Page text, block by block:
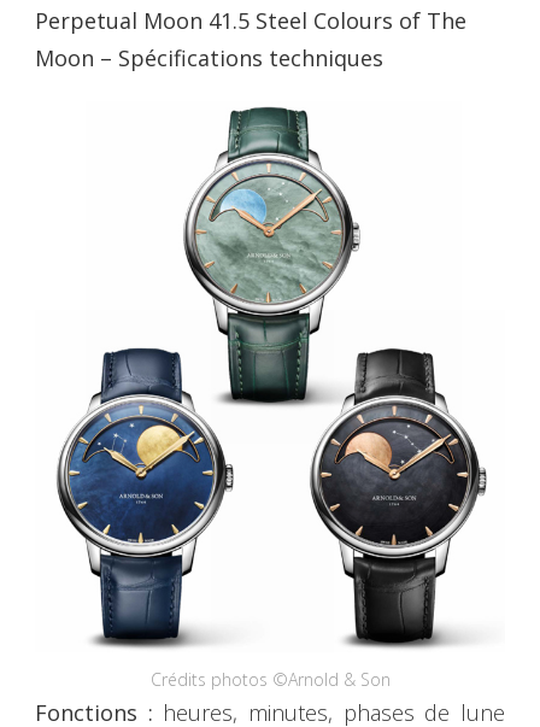
Perpetual Moon 41.5 Steel Colours of The
Moon – Spécifications techniques
Crédits photos ©Arnold & Son
Fonctions : heures, minutes, phases de lune